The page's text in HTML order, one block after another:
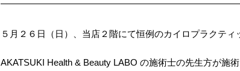
５月２６日（日）、当店２階にて恒例のカイロプラクティ
AKATSUKI Health & Beauty LABO の施術士の先生方が施術